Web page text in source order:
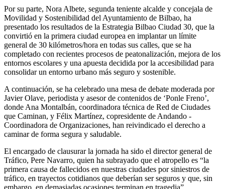
Por su parte, Nora Albete, segunda teniente alcalde y concejala de
Movilidad y Sostenibilidad del Ayuntamiento de Bilbao, ha
presentado los resultados de la Estrategia Bilbao Ciudad 30, que la
convirtió en la primera ciudad europea en implantar un límite
general de 30 kilómetros/hora en todas sus calles, que se ha
completado con recientes procesos de peatonalización, mejora de los
entornos escolares y una apuesta decidida por la accesibilidad para
consolidar un entorno urbano más seguro y sostenible.
A continuación, se ha celebrado una mesa de debate moderada por
Javier Olave, periodista y asesor de contenidos de ‘Ponle Freno’,
donde Ana Montalbán, coordinadora técnica de Red de Ciudades
que Caminan, y Félix Martínez, copresidente de Andando -
Coordinadora de Organizaciones, han reivindicado el derecho a
caminar de forma segura y saludable.
El encargado de clausurar la jornada ha sido el director general de
Tráfico, Pere Navarro, quien ha subrayado que el atropello es “la
primera causa de fallecidos en nuestras ciudades por siniestros de
tráfico, en trayectos cotidianos que deberían ser seguros y que, sin